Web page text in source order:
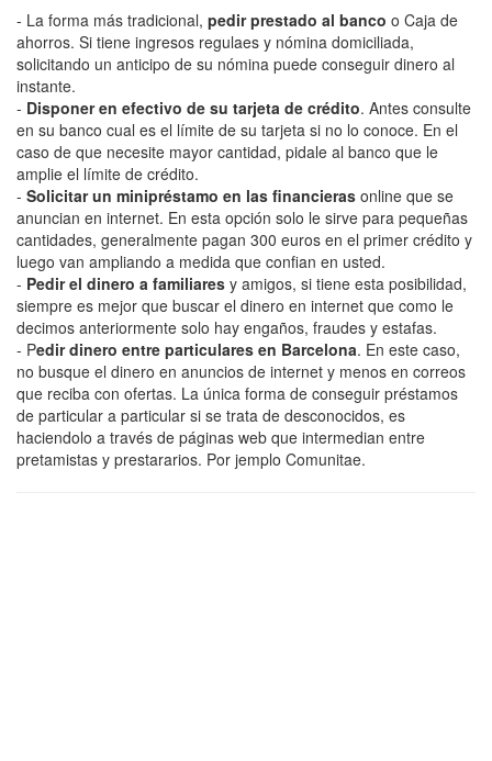
- La forma más tradicional, pedir prestado al banco o Caja de
ahorros. Si tiene ingresos regulaes y nómina domiciliada,
solicitando un anticipo de su nómina puede conseguir dinero al
instante.
- Disponer en efectivo de su tarjeta de crédito. Antes consulte
en su banco cual es el límite de su tarjeta si no lo conoce. En el
caso de que necesite mayor cantidad, pidale al banco que le
amplie el límite de crédito.
- Solicitar un minipréstamo en las financieras online que se
anuncian en internet. En esta opción solo le sirve para pequeñas
cantidades, generalmente pagan 300 euros en el primer crédito y
luego van ampliando a medida que confian en usted.
- Pedir el dinero a familiares y amigos, si tiene esta posibilidad,
siempre es mejor que buscar el dinero en internet que como le
decimos anteriormente solo hay engaños, fraudes y estafas.
- Pedir dinero entre particulares en Barcelona. En este caso,
no busque el dinero en anuncios de internet y menos en correos
que reciba con ofertas. La única forma de conseguir préstamos
de particular a particular si se trata de desconocidos, es
haciendolo a través de páginas web que intermedian entre
pretamistas y prestararios. Por jemplo Comunitae.